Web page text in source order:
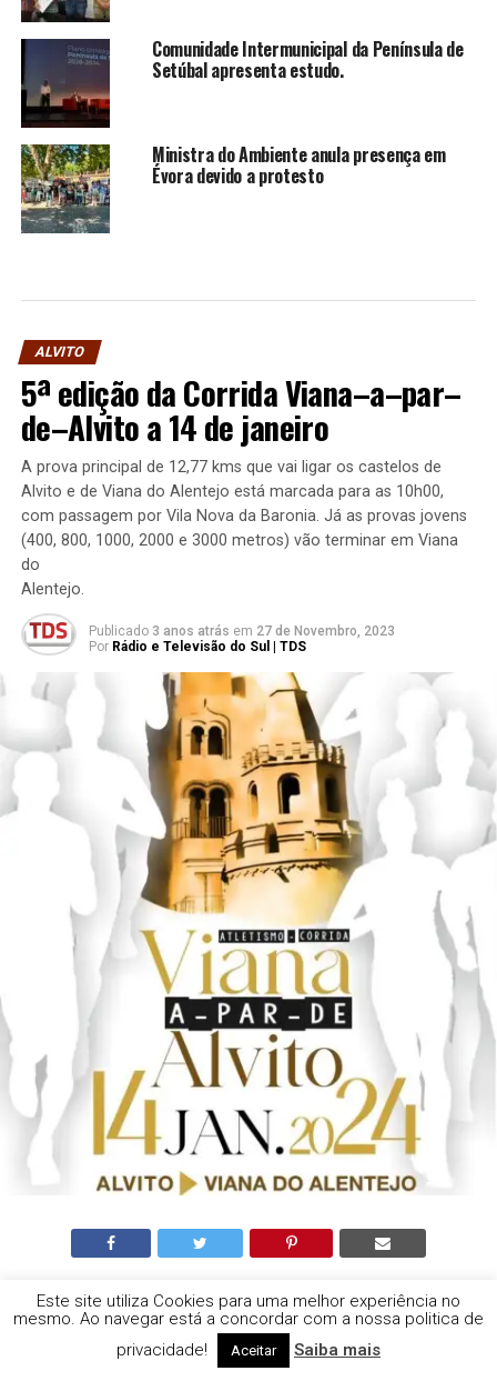
Comunidade Intermunicipal da Península de
Setúbal apresenta estudo.
Ministra do Ambiente anula presença em
Évora devido a protesto
ALVITO
5ª edição da Corrida Viana–a–par–
de–Alvito a 14 de janeiro
A prova principal de 12,77 kms que vai ligar os castelos de
Alvito e de Viana do Alentejo está marcada para as 10h00,
com passagem por Vila Nova da Baronia. Já as provas jovens
(400, 800, 1000, 2000 e 3000 metros) vão terminar em Viana
do
Alentejo.
Publicado 3 anos atrás em 27 de Novembro, 2023
Por Rádio e Televisão do Sul | TDS
Viana do Alentejo
Corrida Viana – a – par –
Este site utiliza Cookies para uma melhor experiência no
mesmo. Ao navegar está a concordar com a nossa politica de
privacidade!
Aceitar Saiba mais